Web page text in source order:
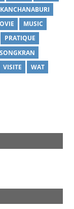
KANCHANABURI
MUSIC
PRATIQUE
SONGKRAN
VISITE
WAT